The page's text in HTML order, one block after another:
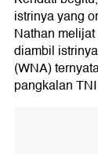
istrinya yang
Nathan
diambil
(WNA)
pangkalan